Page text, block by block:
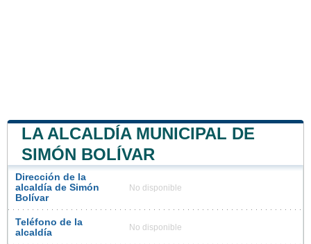
LA ALCALDÍA MUNICIPAL DE
SIMÓN BOLÍVAR
Dirección de la
alcaldía de Simón
Bolívar
No disponible
Teléfono de la
alcaldía
No disponible